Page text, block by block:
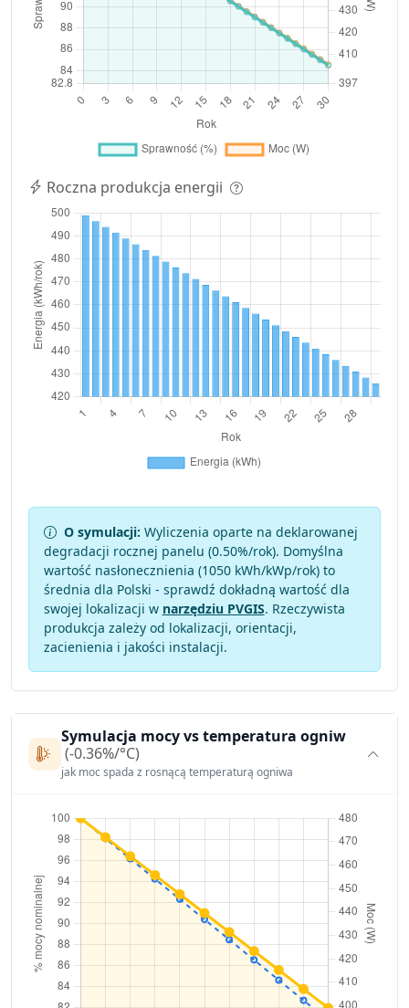
Roczna produkcja energii
O symulacji: Wyliczenia oparte na deklarowanej
degradacji rocznej panelu (0.50%/rok). Domyślna
wartość nasłonecznienia (1050 kWh/kWp/rok) to
średnia dla Polski - sprawdź dokładną wartość dla
swojej lokalizacji w narzędziu PVGIS. Rzeczywista
produkcja zależy od lokalizacji, orientacji,
zacienienia i jakości instalacji.
Symulacja mocy vs temperatura ogniw
(-0.36%/°C)
jak moc spada z rosnącą temperaturą ogniwa